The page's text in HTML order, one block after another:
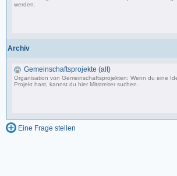
werden.
Archiv
Gemeinschaftsprojekte (alt)
Organisation von Gemeinschaftsprojekten: Wenn du eine
Projekt hast, kannst du hier Mitstreiter suchen.
Eine Frage stellen